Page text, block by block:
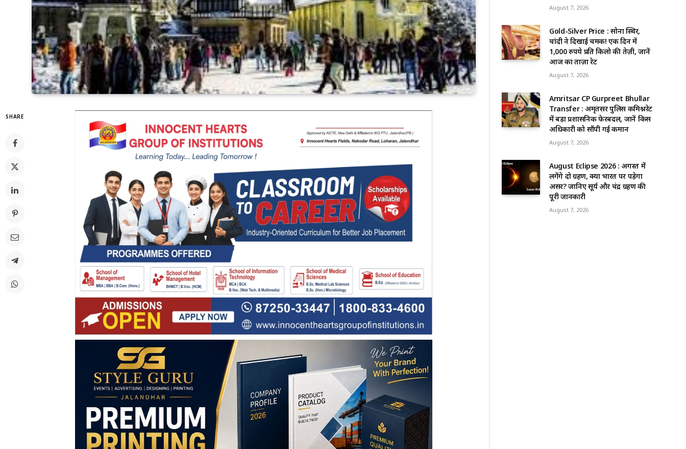
SHARE
August 7, 2026
Gold-Silver Price : सोना स्थिर,
चांदी ने दिखाई चमक! एक दिन में
1,000 रुपये प्रति किलो की तेज़ी, जानें
आज का ताज़ा रेट
August 7, 2026
Amritsar CP Gurpreet Bhullar
Transfer : अमृतसर पुलिस कमिश्नरेट
में बड़ा प्रशासनिक फेरबदल, जानें किस
अधिकारी को सौंपी गई कमान
August 7, 2026
August Eclipse 2026 : अगस्त में
लगेंगे दो ग्रहण, क्या भारत पर पड़ेगा
असर? जानिए सूर्य और चंद्र ग्रहण की
पूरी जानकारी
August 7, 2026